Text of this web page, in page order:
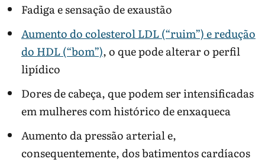
Fadiga e sensação de exaustão
Aumento do colesterol LDL (“ruim”) e redução
do HDL (“bom”), o que pode alterar o perfil
lipídico
Dores de cabeça, que podem ser intensificadas
em mulheres com histórico de enxaqueca
Aumento da pressão arterial e,
consequentemente, dos batimentos cardíacos